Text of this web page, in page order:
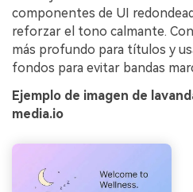
componentes de UI
reforzar el tono calmante.
más profundo para títulos y
fondos para evitar bandas
Ejemplo de imagen de
media.io